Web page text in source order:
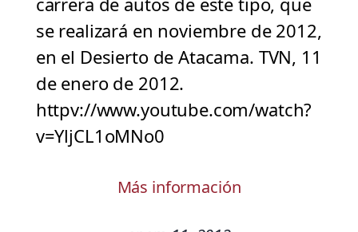
se realizará en noviembre de 2012,
en el Desierto de Atacama. TVN, 11
de enero de 2012.
httpv://www.youtube.com/watch?
v=YljCL1oMNo0
Más información